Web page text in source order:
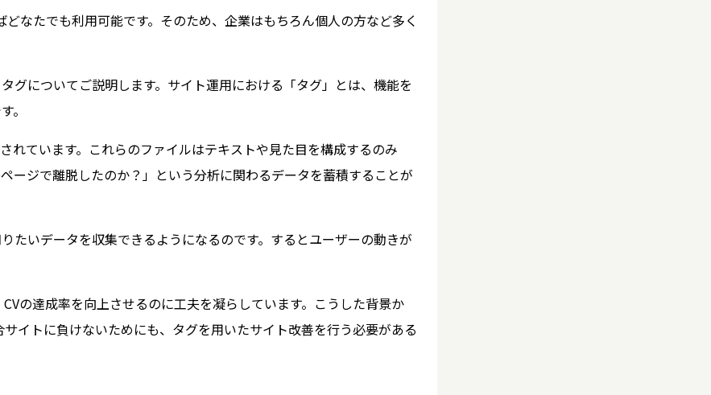
なたでも利用可能です。そのため、企業はもちろん個人の方など多く
グについてご説明します。サイト運用における「タグ」とは、機能を
。
れています。これらのファイルはテキストや見た目を構成するのみ
ージで離脱したのか？」という分析に関わるデータを蓄積することが
たいデータを収集できるようになるのです。するとユーザーの動きが
の達成率を向上させるのに工夫を凝らしています。こうした背景か
イトに負けないためにも、タグを用いたサイト改善を行う必要がある